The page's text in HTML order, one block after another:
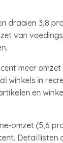
draaien 3,8
van
meer
winkels in
en
omzet (5,6